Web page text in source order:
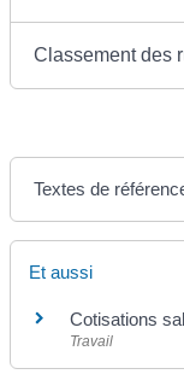
Classement des
Textes de
Et aussi
Cotisations
Travail